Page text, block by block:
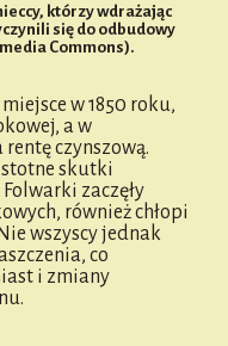
którzy wdrażając
się do odbudowy
Commons).
w 1850 roku,
a w
rentę czynszową.
skutki
zaczęły
również chłopi
wszyscy jednak
co
i zmiany